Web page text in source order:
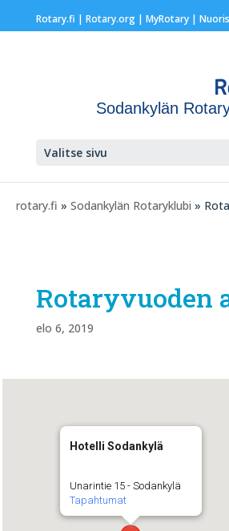
Rotary.fi | Rotary.org| MyRotary |
Sodankylän
Valitse sivu
rotary.fi » Sodankylän Rotaryklubi »
Rotaryvuoden
elo 6, 2019
Hotelli Sodankylä
Unarintie 15 - Sodankylä
Tapahtumat